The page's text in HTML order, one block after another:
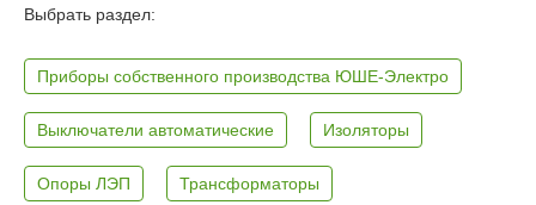
Выбрать раздел:
Приборы собственного производства ЮШЕ-Электро
Выключатели автоматические Изоляторы
Опоры ЛЭП Трансформаторы